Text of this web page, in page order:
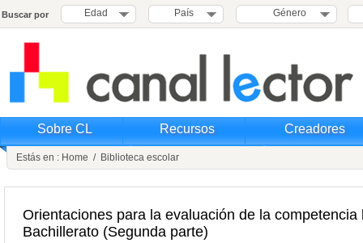
Buscar por Edad País Género
Sobre CL Recursos Creadores
Estás en : Home / Biblioteca escolar
Orientaciones para la evaluación de la competencia
Bachillerato (Segunda parte)